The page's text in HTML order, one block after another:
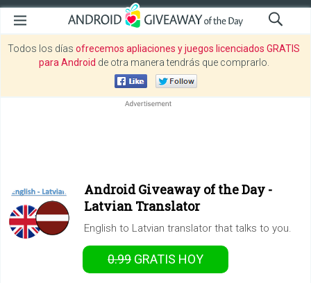
Todos los días ofrecemos apliaciones y juegos licenciados GRATIS
para Android de otra manera tendrás que comprarlo.
Android Giveaway of the Day -
Latvian Translator
English to Latvian translator that talks to you.
0.99 GRATIS HOY